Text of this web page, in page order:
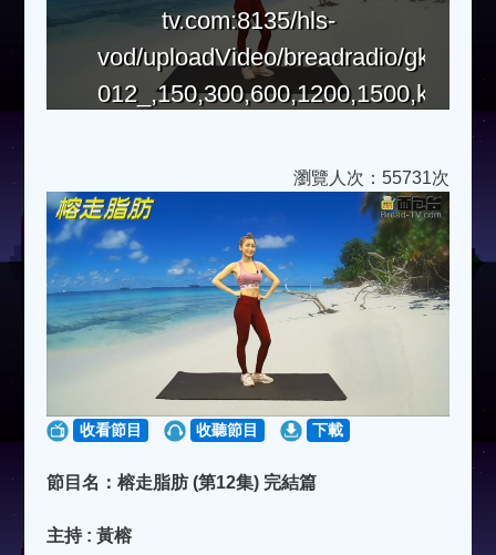
tv.com:8135/hls-
vod/uploadVideo/breadradio/gkf-
瀏覽人次：55731次
收看節目 收聽節目 下載
節目名：榕走脂肪 (第12集) 完結篇
主持 : 黃榕